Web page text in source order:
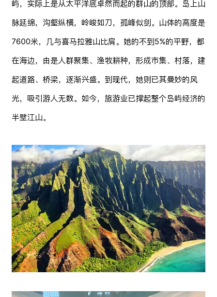
屿，实际上是从太平洋底卓然而起的群山的顶部。岛上山
脉延绵，沟壑纵横，岭峻如刀，孤峰似剑。山体的高度是
7600米，几与喜马拉雅山比肩。她的不到5%的平野，都
在海边，由是人群聚集、渔牧耕种，形成市集、村落，建
起道路、桥梁，逐渐兴盛。到现代，她则已其曼妙的风
光，吸引游人无数。如今，旅游业已撑起整个岛屿经济的
半壁江山。